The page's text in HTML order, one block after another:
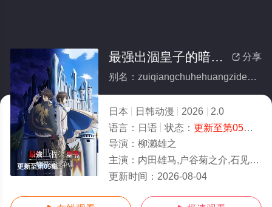
更新至第05集
 分享
最强出涸皇子的暗跃帝位争夺
别名：zuiqiangchuhehuangzideanyuediweizhengduo
日本 日韩动漫 2026
2.0
语言： 日语 状态： 更新至第05集
导演： 柳濑雄之
主演： 内田雄马,户谷菊之介,石见舞菜香,内田真礼,本渡枫,井上和彦,田丸笃志,竹内良太
更新时间： 2026-08-04